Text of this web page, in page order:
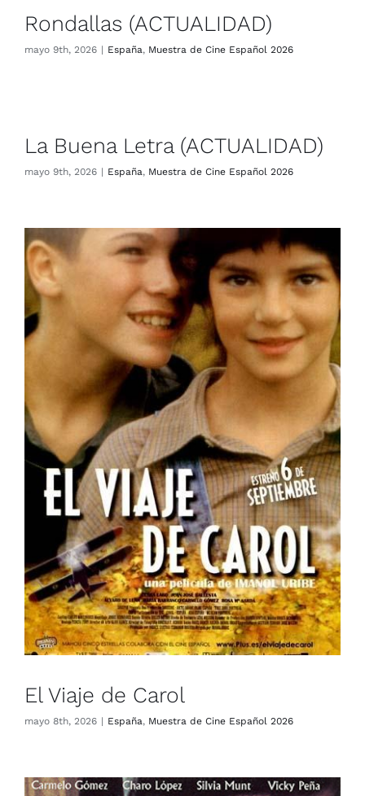
Rondallas (ACTUALIDAD)
mayo 9th, 2026 | España, Muestra de Cine Español 2026
La Buena Letra (ACTUALIDAD)
mayo 9th, 2026 | España, Muestra de Cine Español 2026
El Viaje de Carol
España Muestra de Cine Español 2026
El Viaje de Carol
mayo 8th, 2026 | España, Muestra de Cine Español 2026